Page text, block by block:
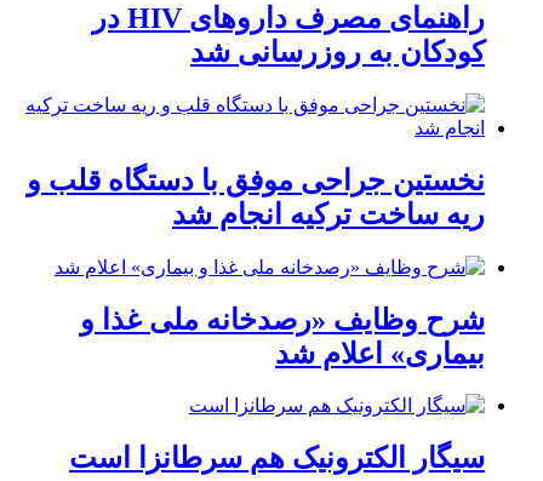
راهنمای مصرف داروهای HIV در
کودکان به روزرسانی شد
نخستین جراحی موفق با دستگاه قلب و
ریه ساخت ترکیه انجام شد
شرح وظایف «رصدخانه ملی غذا و
بیماری» اعلام شد
سیگار الکترونیک هم سرطانزا است